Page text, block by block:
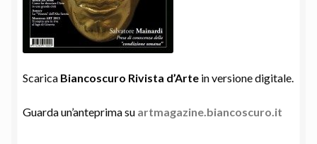
Scarica Biancoscuro Rivista d’Arte in versione digitale.
Guarda un’anteprima su artmagazine.biancoscuro.it